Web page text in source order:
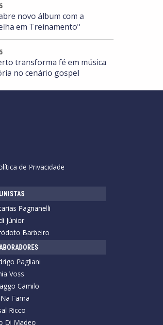
novo álbum com a
em Treinamento"
transforma fé em música
no cenário gospel
de Privacidade
Pagnanelli
Júnior
Barbeiro
Pagliani
Voss
Camilo
Fama
Ricco
Di Madeo